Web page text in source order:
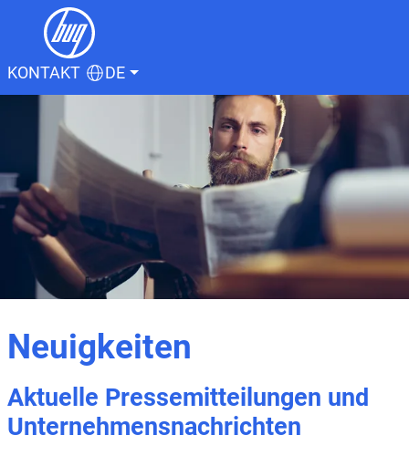
KONTAKT DE
Neuigkeiten
Aktuelle Pressemitteilungen und
Unternehmensnachrichten